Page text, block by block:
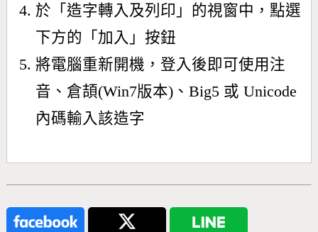
於「造字轉入及列印」的視窗中，點選
下方的「加入」按鈕
將電腦重新開機，登入後即可使用注
音、倉頡(Win7版本)、Big5 或 Unicode
內碼輸入該造字